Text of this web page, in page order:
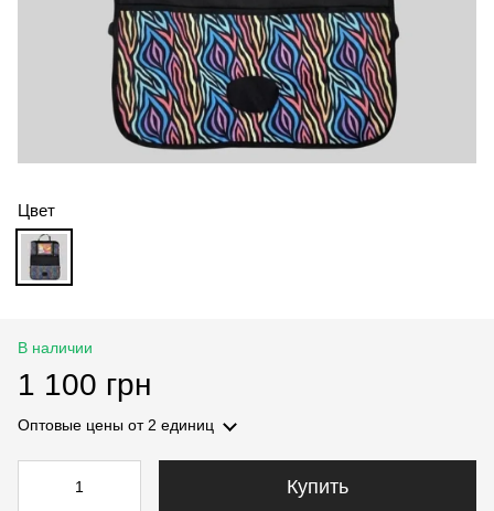
Цвет
В наличии
1 100 грн
Оптовые цены от 2 единиц
Купить